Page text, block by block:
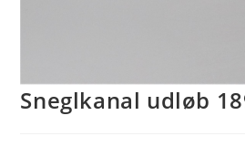
Sneglkanal udløb